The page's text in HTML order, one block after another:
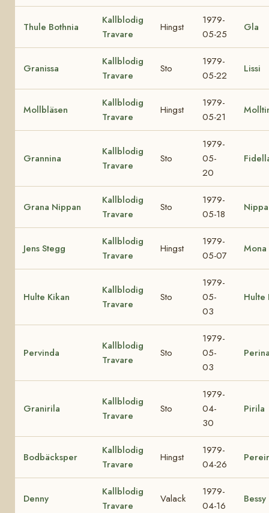
Thule Bothnia
Kallblodig
Travare
Hingst
1979-
05-25
Gla
Granissa
Kallblodig
Travare
Sto
1979-
05-22
Lissi
Mollbläsen
Kallblodig
Travare
Hingst
1979-
05-21
Grannina
Kallblodig
Travare
Sto
1979-
05-
20
Grana Nippan
Kallblodig
Travare
Sto
1979-
05-18
Jens Stegg
Kallblodig
Travare
Hingst
1979-
05-07
Mona
Hulte Kikan
Kallblodig
Travare
Sto
1979-
05-
03
Hulte
Pervinda
Kallblodig
Travare
Sto
1979-
05-
03
Granirila
Kallblodig
Travare
Sto
1979-
04-
30
Pirila
Bodbäcksper
Kallblodig
Travare
Hingst
1979-
04-26
Denny
Kallblodig
Travare
Valack
1979-
04-16
Bessy